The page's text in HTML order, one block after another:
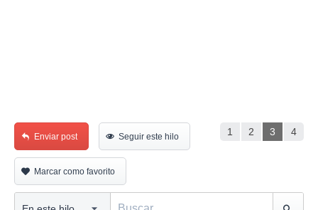
1 2 3 4
Enviar post Seguir este hilo
Marcar como favorito